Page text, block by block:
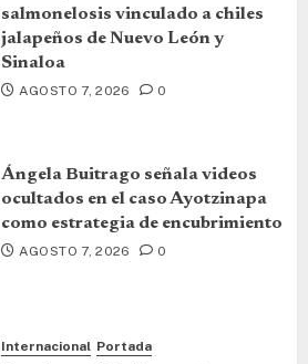
salmonelosis vinculado a chiles
jalapeños de Nuevo León y
Sinaloa
AGOSTO 7, 2026 0
Ángela Buitrago señala videos
ocultados en el caso Ayotzinapa
como estrategia de encubrimiento
AGOSTO 7, 2026 0
Internacional Portada